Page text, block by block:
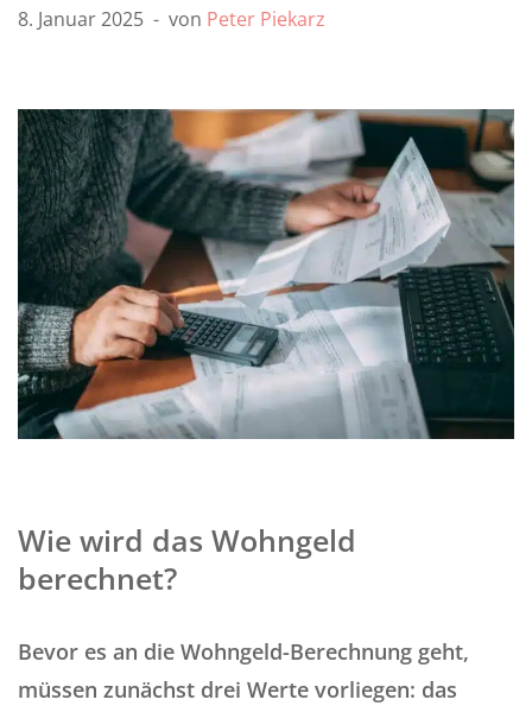
8. Januar 2025 von Peter Piekarz
Wie wird das Wohngeld
berechnet?
Bevor es an die Wohngeld-Berechnung geht,
müssen zunächst drei Werte vorliegen: das